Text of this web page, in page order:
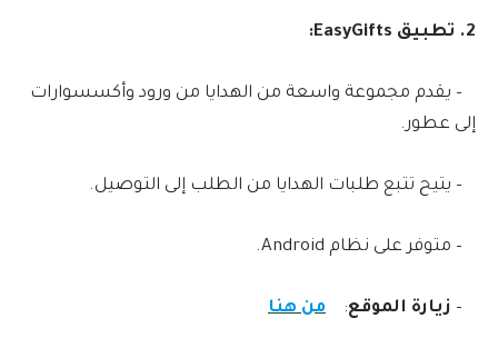
2. تطبيق EasyGifts:
– يقدم مجموعة واسعة من الهدايا من ورود وأكسسوارات
إلى عطور.
– يتيح تتبع طلبات الهدايا من الطلب إلى التوصيل.
– متوفر على نظام Android.
– زيارة الموقع: من هنا